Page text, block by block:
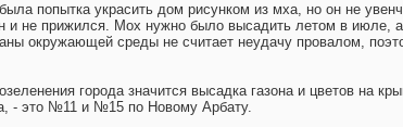
попытка украсить дом рисунком из мха, но он не
и не прижился. Мох нужно было высадить летом в июле,
окружающей среды не считает неудачу провалом,
города значится высадка газона и цветов на
- это №11 и №15 по Новому Арбату.